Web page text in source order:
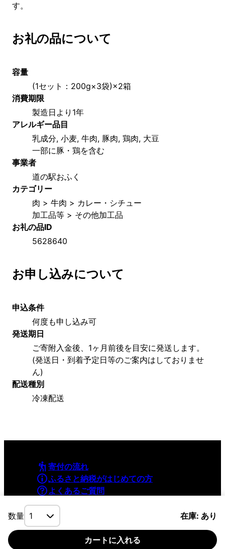
数量 在庫: あり
カートに入れる
す。
お礼の品について
容量
(1セット：200g×3袋)×2箱
消費期限
製造日より1年
アレルギー品目
乳成分, 小麦, 牛肉, 豚肉, 鶏肉, 大豆
一部に豚・鶏を含む
事業者
道の駅おふく
カテゴリー
肉 > 牛肉 > カレー・シチュー
加工品等 > その他加工品
お礼の品ID
5628640
お申し込みについて
申込条件
何度も申し込み可
発送期日
ご寄附入金後、1ヶ月前後を目安に発送します。
(発送日・到着予定日等のご案内はしておりませ
ん)
配送種別
冷凍配送
寄付の流れ
ふるさと納税がはじめての方
よくあるご質問
利用規約
プライバシーポリシー
©YAMAPInc. ALL RIGHTS RESERVED.